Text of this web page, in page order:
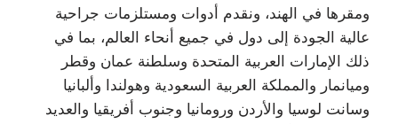
ومقرها في الهند، ونقدم أدوات ومستلزمات جراحية
عالية الجودة إلى دول في جميع أنحاء العالم، بما في
ذلك الإمارات العربية المتحدة وسلطنة عمان وقطر
وميانمار والمملكة العربية السعودية وهولندا وألبانيا
وسانت لوسيا والأردن ورومانيا وجنوب أفريقيا والعديد